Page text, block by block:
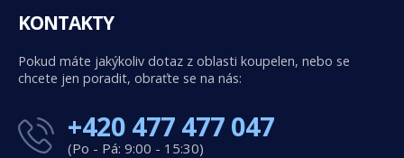
KONTAKTY
Pokud máte jakýkoliv dotaz z oblasti koupelen, nebo se
chcete jen poradit, obraťte se na nás:
+420 477 477 047
(Po - Pá: 9:00 - 15:30)